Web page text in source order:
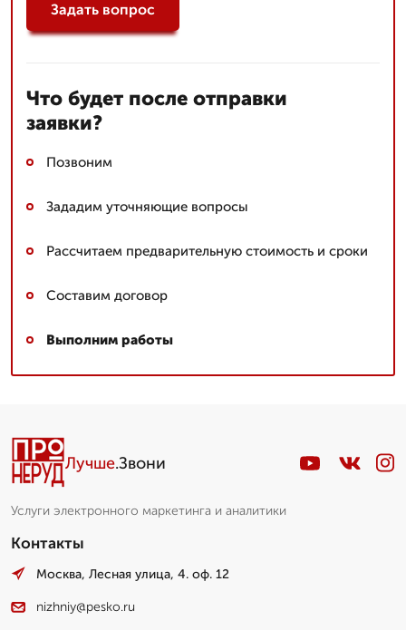
Задать вопрос
Что будет после отправки
заявки?
Позвоним
Зададим уточняющие вопросы
Рассчитаем предварительную стоимость и сроки
Составим договор
Выполним работы
Лучше.Звони
Услуги электронного маркетинга и аналитики
Контакты
Москва, Лесная улица, 4. оф. 12
nizhniy@pesko.ru